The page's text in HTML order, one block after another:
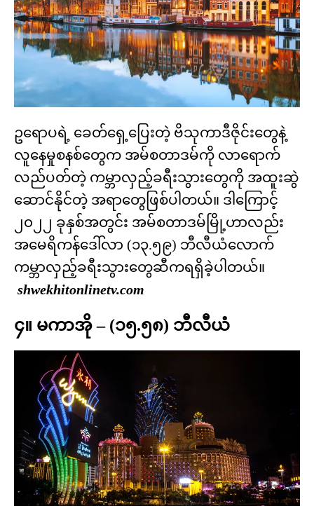
ဥရောပရဲ့ ခေတ်ရှေ့ပြေးတဲ့ ဗိသုကာဒီဇိုင်းတွေနဲ့
လူနေမှုစနစ်တွေက အမ်စတာဒမ်ကို လာရောက်
လည်ပတ်တဲ့ ကမ္ဘာလှည့်ခရီးသွားတွေကို အထူးဆွဲ
ဆောင်နိုင်တဲ့ အရာတွေဖြစ်ပါတယ်။ ဒါကြောင့်
၂၀၂၂ ခုနှစ်အတွင်း အမ်စတာဒမ်မြို့ဟာလည်း
အမေရိကန်ဒေါ်လာ (၁၃.၅၉) ဘီလီယံလောက်
ကမ္ဘာလှည့်ခရီးသွားတွေဆီကရရှိခဲ့ပါတယ်။
shwekhitonlinetv.com
၄။ မကာအို – (၁၅.၅၈) ဘီလီယံ